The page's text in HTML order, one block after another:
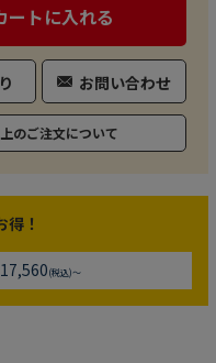
ートに入れる
お問い合わせ
のご注文について
得！
(税込)～